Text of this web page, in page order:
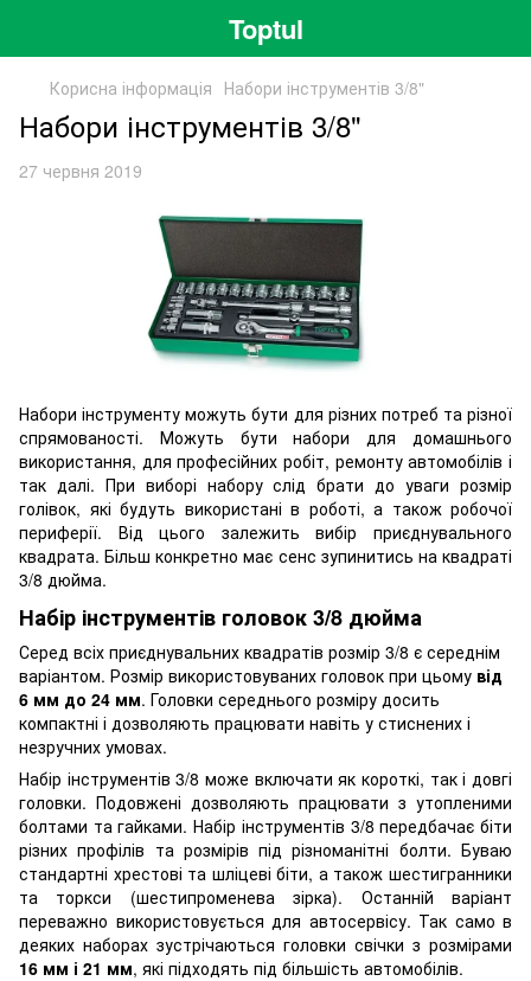
Toptul
Корисна інформація Набори інструментів 3/8"
Набори інструментів 3/8"
27 червня 2019
Набори інструменту можуть бути для різних потреб та різної
спрямованості. Можуть бути набори для домашнього
використання, для професійних робіт, ремонту автомобілів і
так далі. При виборі набору слід брати до уваги розмір
голівок, які будуть використані в роботі, а також робочої
периферії. Від цього залежить вибір приєднувального
квадрата. Більш конкретно має сенс зупинитись на квадраті
3/8 дюйма.
Набір інструментів головок 3/8 дюйма
Серед всіх приєднувальних квадратів розмір 3/8 є середнім
варіантом. Розмір використовуваних головок при цьому від
6 мм до 24 мм. Головки середнього розміру досить
компактні і дозволяють працювати навіть у стиснених і
незручних умовах.
Набір інструментів 3/8 може включати як короткі, так і довгі
головки. Подовжені дозволяють працювати з утопленими
болтами та гайками. Набір інструментів 3/8 передбачає біти
різних профілів та розмірів під різноманітні болти. Буваю
стандартні хрестові та шліцеві біти, а також шестигранники
та торкси (шестипроменева зірка). Останній варіант
переважно використовується для автосервісу. Так само в
деяких наборах зустрічаються головки свічки з розмірами
16 мм і 21 мм, які підходять під більшість автомобілів.